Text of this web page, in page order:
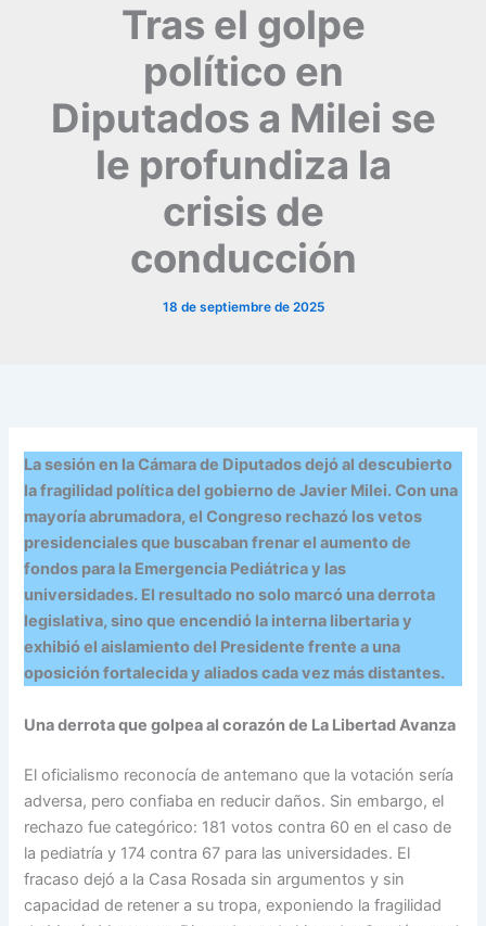
Tras el golpe
político en
Diputados a Milei se
le profundiza la
crisis de
conducción
18 de septiembre de 2025
La sesión en la Cámara de Diputados dejó al descubierto
la fragilidad política del gobierno de Javier Milei. Con una
mayoría abrumadora, el Congreso rechazó los vetos
presidenciales que buscaban frenar el aumento de
fondos para la Emergencia Pediátrica y las
universidades. El resultado no solo marcó una derrota
legislativa, sino que encendió la interna libertaria y
exhibió el aislamiento del Presidente frente a una
oposición fortalecida y aliados cada vez más distantes.
Una derrota que golpea al corazón de La Libertad Avanza
El oficialismo reconocía de antemano que la votación sería
adversa, pero confiaba en reducir daños. Sin embargo, el
rechazo fue categórico: 181 votos contra 60 en el caso de
la pediatría y 174 contra 67 para las universidades. El
fracaso dejó a la Casa Rosada sin argumentos y sin
capacidad de retener a su tropa, exponiendo la fragilidad